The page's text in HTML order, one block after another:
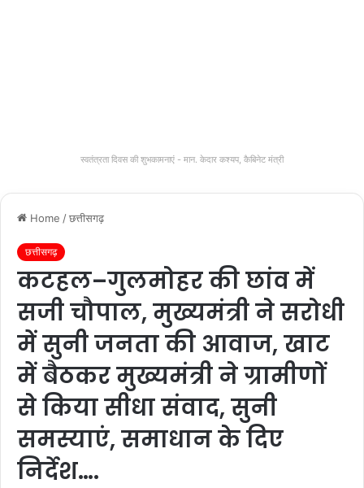
स्वतंत्रता दिवस की शुभकामनाएं - मान. केदार कश्यप, कैबिनेट मंत्री
Home /छत्तीसगढ़
छत्तीसगढ़
कटहल–गुलमोहर की छांव में
सजी चौपाल, मुख्यमंत्री ने सरोधी
में सुनी जनता की आवाज, खाट
में बैठकर मुख्यमंत्री ने ग्रामीणों
से किया सीधा संवाद, सुनी
समस्याएं, समाधान के दिए
निर्देश….